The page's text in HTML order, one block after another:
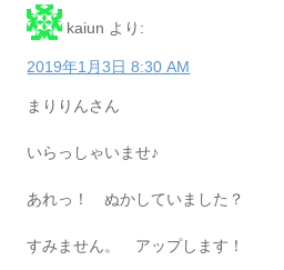
kaiun より:
2019年1月3日 8:30 AM
まりりんさん
いらっしゃいませ♪
あれっ！ ぬかしていました？
すみません。 アップします！